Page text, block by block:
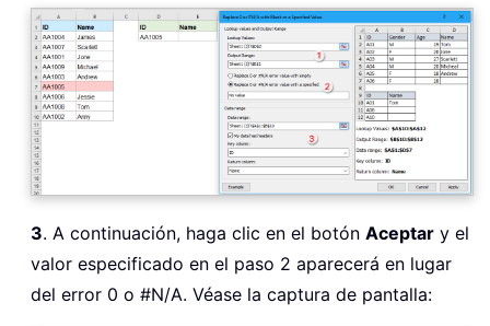
3. A continuación, haga clic en el botón Aceptar y el
valor especificado en el paso 2 aparecerá en lugar
del error 0 o #N/A. Véase la captura de pantalla: